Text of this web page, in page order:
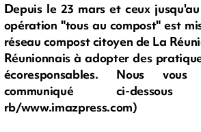
Depuis le 23 mars et ceux
opération "tous au compost" est
réseau compost citoyen de La
Réunionnais à adopter des
écoresponsables. Nous
communiqué ci-
rb/www.imazpress.com)